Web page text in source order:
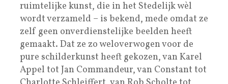
ruimtelijke kunst, die in het Stedelijk wèl
wordt verzameld – is bekend, mede omdat ze
zelf geen onverdienstelijke beelden heeft
gemaakt. Dat ze zo weloverwogen voor de
pure schilderkunst heeft gekozen, van Karel
Appel tot Jan Commandeur, van Constant tot